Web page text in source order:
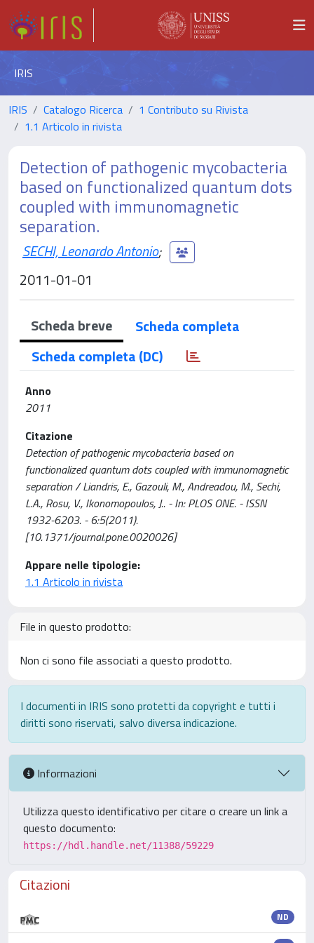
IRIS
IRIS Catalogo Ricerca
1 Contributo su Rivista
1.1 Articolo in rivista
Detection of pathogenic mycobacteria
based on functionalized quantum dots
coupled with immunomagnetic
separation.
SECHI, Leonardo Antonio;
2011-01-01
Scheda breve
Scheda completa
Scheda completa (DC)
Anno
2011
Citazione
Detection of pathogenic mycobacteria based on
functionalized quantum dots coupled with immunomagnetic
separation / Liandris, E., Gazouli, M., Andreadou, M., Sechi,
L.A., Rosu, V., Ikonomopoulos, J.. - In: PLOS ONE. - ISSN
1932-6203. - 6:5(2011).
[10.1371/journal.pone.0020026]
Appare nelle tipologie:
1.1 Articolo in rivista
File in questo prodotto:
Non ci sono file associati a questo prodotto.
I documenti in IRIS sono protetti da copyright e tutti i
diritti sono riservati, salvo diversa indicazione.
Informazioni
Utilizza questo identificativo per citare o creare un link a
questo documento:
https://hdl.handle.net/11388/59229
Citazioni
ND